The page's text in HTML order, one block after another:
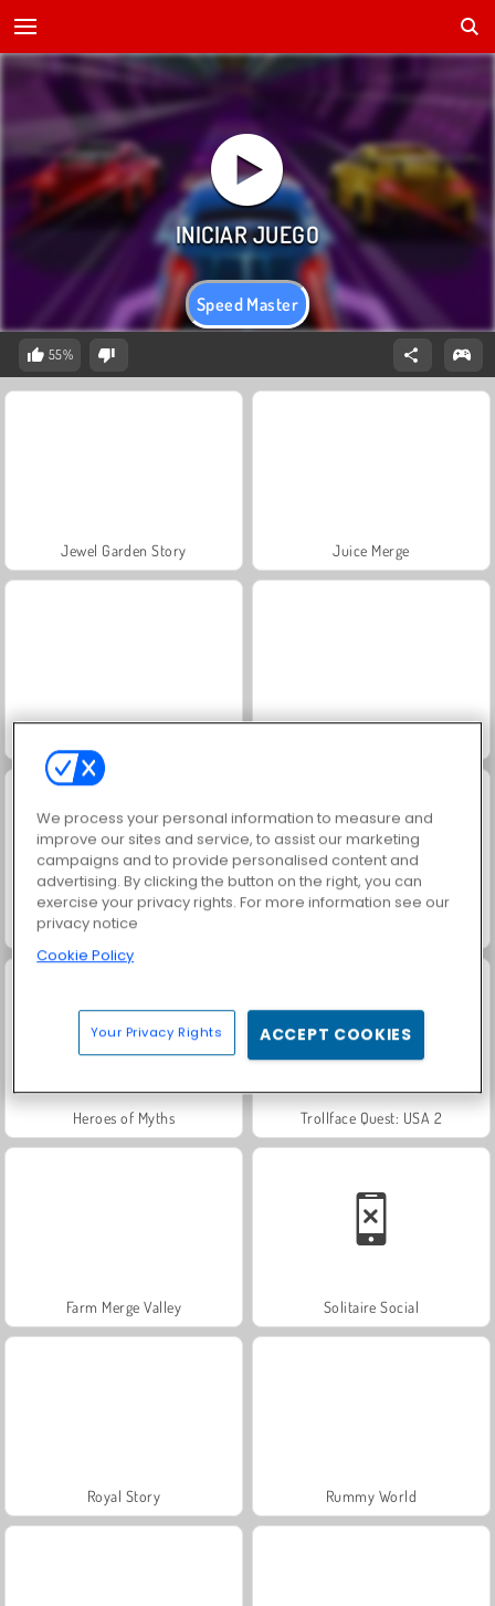
Speed Master
55%
Jewel Garden Story Juice Merge
Masha and the Bear: Meadows
Heroes of Myths Trollface Quest: USA 2
Farm Merge Valley Solitaire Social
Royal Story Rummy World
We process your personal information to measure and
improve our sites and service, to assist our marketing
campaigns and to provide personalised content and
advertising. By clicking the button on the right, you can
exercise your privacy rights. For more information see our
privacy notice
Cookie Policy
Your Privacy Rights ACCEPT COOKIES